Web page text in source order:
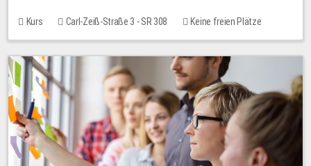
Kurs Carl-Zeiß-Straße 3 - SR 308 Keine freien Plätze